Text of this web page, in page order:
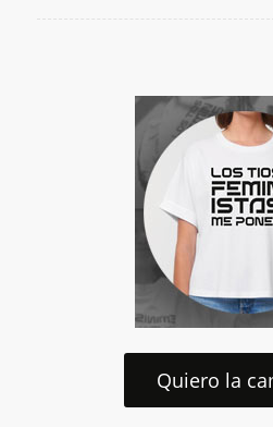
Quiero la